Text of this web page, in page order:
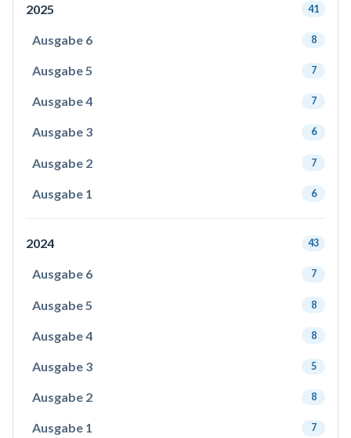
2025 41
Ausgabe 6 8
Ausgabe 5 7
Ausgabe 4 7
Ausgabe 3 6
Ausgabe 2 7
Ausgabe 1 6
2024 43
Ausgabe 6 7
Ausgabe 5 8
Ausgabe 4 8
Ausgabe 3 5
Ausgabe 2 8
Ausgabe 1 7